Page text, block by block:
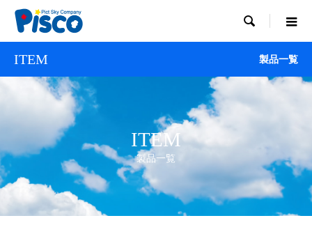

ITEM 製品一覧
ITEM
製品一覧